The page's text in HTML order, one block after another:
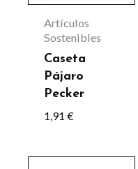
Artículos
Sostenibles
Caseta
Pájaro
Pecker
1,91 €